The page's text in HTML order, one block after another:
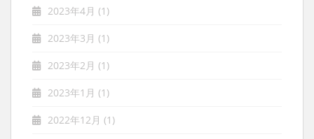
2023年4月 (1)
2023年3月 (1)
2023年2月 (1)
2023年1月 (1)
2022年12月 (1)